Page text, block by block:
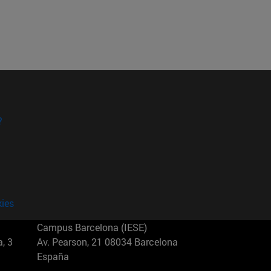
3
Campus Barcelona (IESE)
Av. Pearson, 21 08034 Barcelona
España